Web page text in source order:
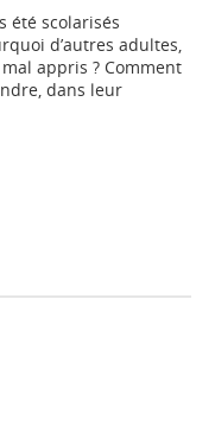
été scolarisés
d’autres adultes,
appris ? Comment
dans leur